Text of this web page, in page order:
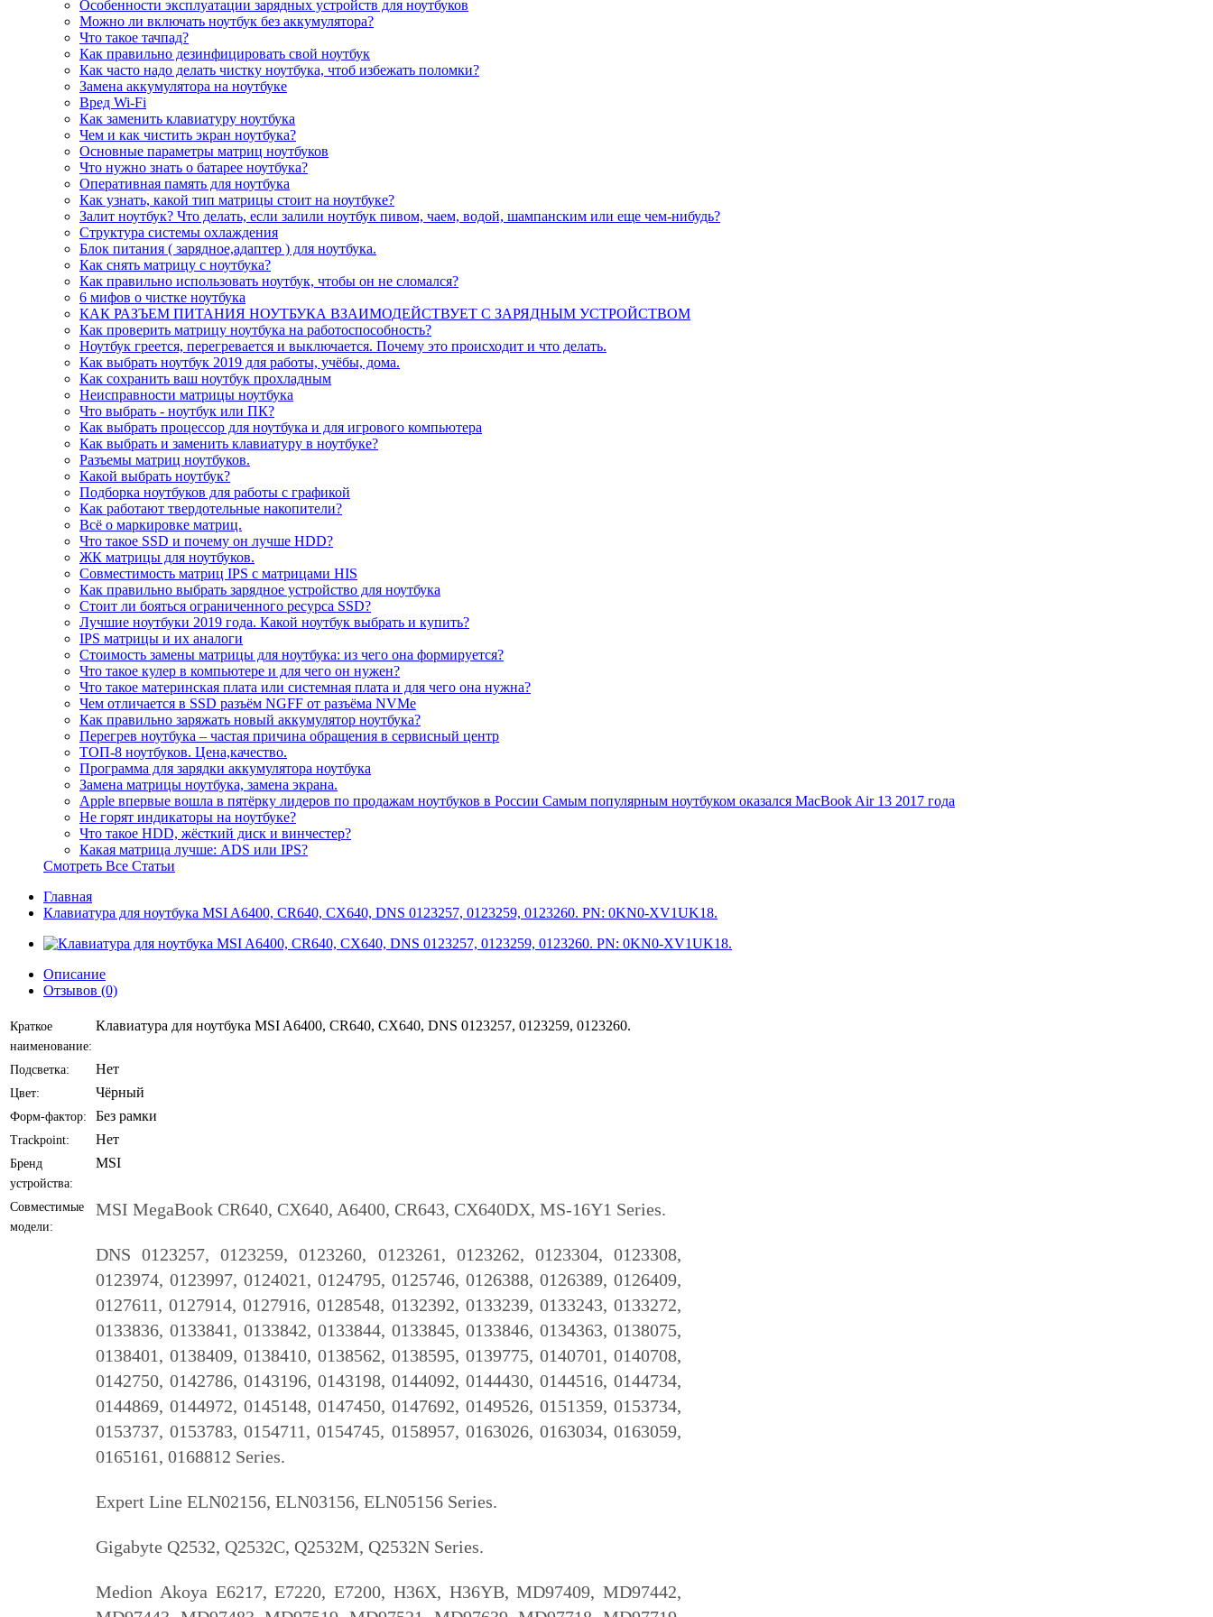
Особенности эксплуатации зарядных устройств для ноутбуков
Можно ли включать ноутбук без аккумулятора?
Что такое тачпад?
Как правильно дезинфицировать свой ноутбук
Как часто надо делать чистку ноутбука, чтоб избежать поломки?
Замена аккумулятора на ноутбуке
Вред Wi-Fi
Как заменить клавиатуру ноутбука
Чем и как чистить экран ноутбука?
Основные параметры матриц ноутбуков
Что нужно знать о батарее ноутбука?
Оперативная память для ноутбука
Как узнать, какой тип матрицы стоит на ноутбуке?
Залит ноутбук? Что делать, если залили ноутбук пивом, чаем, водой, шампанским или еще чем-нибудь?
Структура системы охлаждения
Блок питания ( зарядное,адаптер ) для ноутбука.
Как снять матрицу с ноутбука?
Как правильно использовать ноутбук, чтобы он не сломался?
6 мифов о чистке ноутбука
КАК РАЗЪЕМ ПИТАНИЯ НОУТБУКА ВЗАИМОДЕЙСТВУЕТ С ЗАРЯДНЫМ УСТРОЙСТВОМ
Как проверить матрицу ноутбука на работоспособность?
Ноутбук греется, перегревается и выключается. Почему это происходит и что делать.
Как выбрать ноутбук 2019 для работы, учёбы, дома.
Как сохранить ваш ноутбук прохладным
Неисправности матрицы ноутбука
Что выбрать - ноутбук или ПК?
Как выбрать процессор для ноутбука и для игрового компьютера
Как выбрать и заменить клавиатуру в ноутбуке?
Разъемы матриц ноутбуков.
Какой выбрать ноутбук?
Подборка ноутбуков для работы с графикой
Как работают твердотельные накопители?
Всё о маркировке матриц.
Что такое SSD и почему он лучше HDD?
ЖК матрицы для ноутбуков.
Совместимость матриц IPS с матрицами HIS
Как правильно выбрать зарядное устройство для ноутбука
Стоит ли бояться ограниченного ресурса SSD?
Лучшие ноутбуки 2019 года. Какой ноутбук выбрать и купить?
IPS матрицы и их аналоги
Стоимость замены матрицы для ноутбука: из чего она формируется?
Что такое кулер в компьютере и для чего он нужен?
Что такое материнская плата или системная плата и для чего она нужна?
Чем отличается в SSD разъём NGFF от разъёма NVMe
Как правильно заряжать новый аккумулятор ноутбука?
Перегрев ноутбука – частая причина обращения в сервисный центр
ТОП-8 ноутбуков. Цена,качество.
Программа для зарядки аккумулятора ноутбука
Замена матрицы ноутбука, замена экрана.
Apple впервые вошла в пятёрку лидеров по продажам ноутбуков в России Самым популярным ноутбуком оказался MacBook Air 13 2017 года
Не горят индикаторы на ноутбуке?
Что такое HDD, жёсткий диск и винчестер?
Какая матрица лучше: ADS или IPS?
Смотреть Все Статьи
Главная
Клавиатура для ноутбука MSI A6400, CR640, CX640, DNS 0123257, 0123259, 0123260. PN: 0KN0-XV1UK18.
Описание
Отзывов (0)
Краткое
наименование:
Клавиатура для ноутбука MSI A6400, CR640, CX640, DNS 0123257, 0123259, 0123260.
Подсветка: Нет
Цвет: Чёрный
Форм-фактор: Без рамки
Trackpoint: Нет
Бренд
устройства:
MSI
Совместимые
модели:
MSI MegaBook CR640, CX640, A6400, CR643, CX640DX, MS-16Y1 Series.
DNS 0123257, 0123259, 0123260, 0123261, 0123262, 0123304, 0123308,
0123974, 0123997, 0124021, 0124795, 0125746, 0126388, 0126389, 0126409,
0127611, 0127914, 0127916, 0128548, 0132392, 0133239, 0133243, 0133272,
0133836, 0133841, 0133842, 0133844, 0133845, 0133846, 0134363, 0138075,
0138401, 0138409, 0138410, 0138562, 0138595, 0139775, 0140701, 0140708,
0142750, 0142786, 0143196, 0143198, 0144092, 0144430, 0144516, 0144734,
0144869, 0144972, 0145148, 0147450, 0147692, 0149526, 0151359, 0153734,
0153737, 0153783, 0154711, 0154745, 0158957, 0163026, 0163034, 0163059,
0165161, 0168812 Series.
Expert Line ELN02156, ELN03156, ELN05156 Series.
Gigabyte Q2532, Q2532C, Q2532M, Q2532N Series.
Medion Akoya E6217, E7220, E7200, H36X, H36YB, MD97409, MD97442,